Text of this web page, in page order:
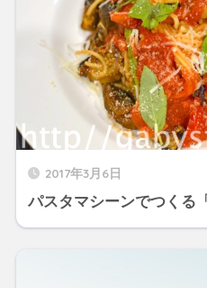
2017年3月6日
パスタマシーンでつくる